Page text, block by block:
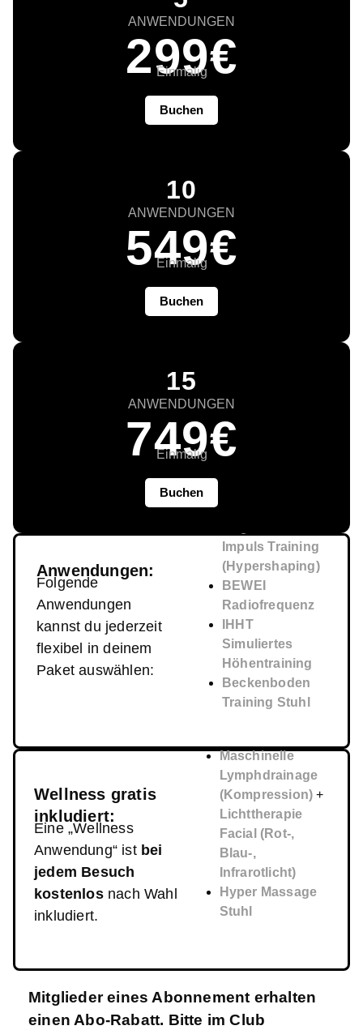
Wellness gratis
inkludiert:
Eine „Wellness
Anwendung“ ist bei
jedem Besuch
kostenlosnach Wahl
inkludiert.
Maschinelle
Lymphdrainage
(Kompression) +
Lichttherapie
Facial (Rot-,
Blau-,
Infrarotlicht)
Hyper Massage
Stuhl
Anwendungen:
Folgende
Anwendungen
kannst du jederzeit
flexibel in deinem
Paket auswählen:
Impuls Training
(Hypershaping)
BEWEI
Radiofrequenz
IHHT
Simuliertes
Höhentraining
Beckenboden
Training Stuhl
ANWENDUNGEN
299€
Einmalig
Buchen
10
ANWENDUNGEN
549€
Einmalig
Buchen
15
ANWENDUNGEN
749€
Einmalig
Buchen
Mitglieder eines Abonnement erhalten
einen Abo-Rabatt. Bitte im Club